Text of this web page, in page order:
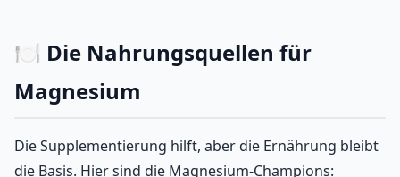
🍽️ Die Nahrungsquellen für
Magnesium
Die Supplementierung hilft, aber die Ernährung bleibt
die Basis. Hier sind die Magnesium-Champions: